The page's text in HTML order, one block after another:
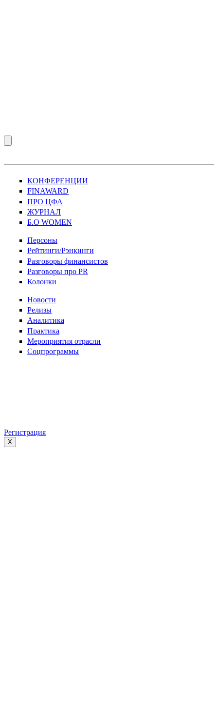
КОНФЕРЕНЦИИ
FINAWARD
ПРО ЦФА
ЖУРНАЛ
Б.О WOMEN
Персоны
Рейтинги/Рэнкинги
Разговоры финансистов
Разговоры про PR
Колонки
Новости
Релизы
Аналитика
Практика
Мероприятия отрасли
Соцпрограммы
Регистрация
X